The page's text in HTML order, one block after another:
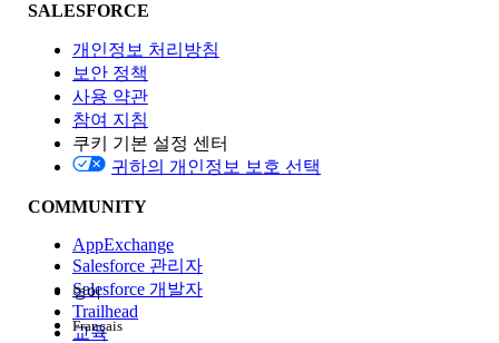
기능 영향
Edition
경험
SALESFORCE
개인정보 처리방침
보안 정책
사용 약관
참여 지침
쿠키 기본 설정 센터
귀하의 개인정보 보호 선택
COMMUNITY
AppExchange
Salesforce 관리자
Salesforce 개발자
Trailhead
교육
영어
Français